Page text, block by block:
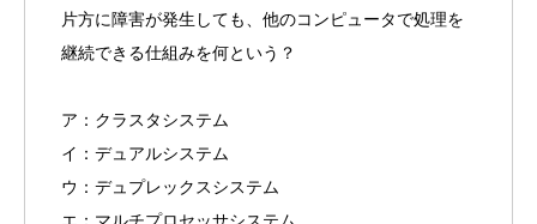
片方に障害が発生しても、他のコンピュータで処理を
継続できる仕組みを何という？
ア：クラスタシステム
イ：デュアルシステム
ウ：デュプレックスシステム
エ：マルチプロセッサシステム